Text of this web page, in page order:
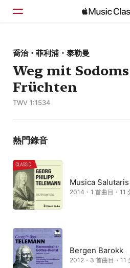
首頁
瀏覽
搜尋
喬治・菲利浦・泰勒曼
Weg mit
Früchten
TWV 1:1534
熱門錄音
Musica Salutaris
2014・1 首曲目・11
Bergen Barokk
2012・3 首曲目・11